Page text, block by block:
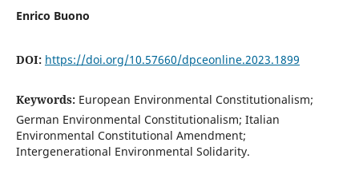
Enrico Buono
DOI: https://doi.org/10.57660/dpceonline.2023.1899
Keywords: European Environmental Constitutionalism;
German Environmental Constitutionalism; Italian
Environmental Constitutional Amendment;
Intergenerational Environmental Solidarity.